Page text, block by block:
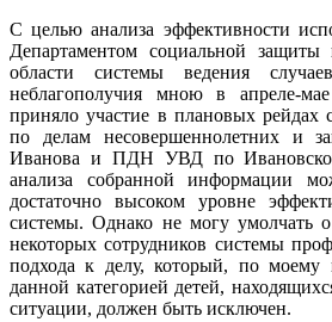
С целью анализа эффективности
Департаментом социальной защиты
области системы ведения
неблагополучия мною в апреле-
приняло участие в плановых рейдах
по делам несовершеннолетних и
Иванова и ПДН УВД по
анализа собранной информации
достаточно высоком уровне
системы. Однако не могу умолчать
некоторых сотрудников системы
подхода к делу, который, по
данной категорией детей,
ситуации, должен быть исключен.